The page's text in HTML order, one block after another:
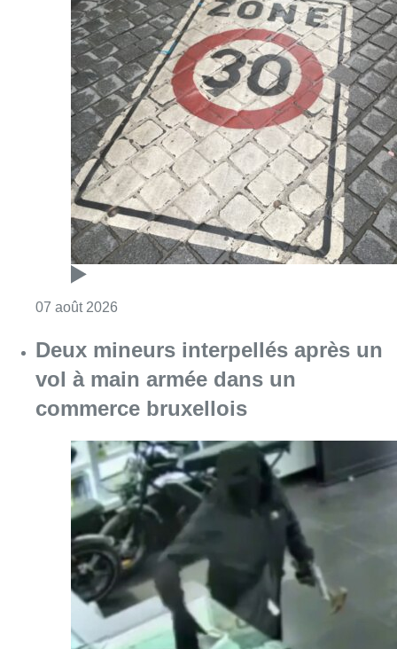
07 août 2026
Deux mineurs interpellés après un
vol à main armée dans un
commerce bruxellois